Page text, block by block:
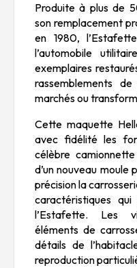
Produite à plus de
son remplacement
en 1980,
l’automobile
exemplaires
rassemblements
marchés ou
Cette maquette
avec fidélité les
célèbre
d’un nouveau
précision la
caractéristiques
l’Estafette. Les
éléments de
détails de
reproduction